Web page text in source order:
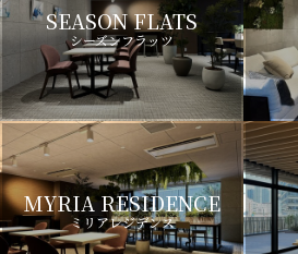
SEASON FLATS
シーズンフラッツ
MYRIA RESIDENCE
ミリアレジデンス